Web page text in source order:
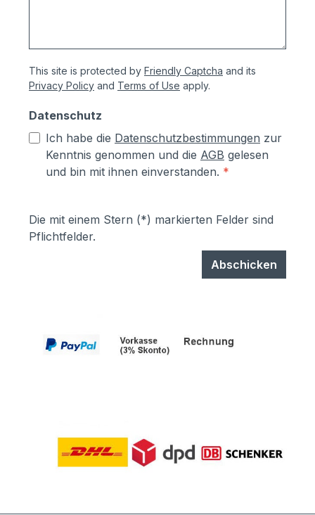
mindestens ca. 70 µm Produktservice:-
Ersatzteile sind günsitg vorrätig, Türen
können einfach selbst ausgetauscht
werden- Türen sind mit
Hammerschrauben befestigt- einfache
Ausrichtung nach Montage bzw.
This site is protected by Friendly Captcha and its
Privacy Policy and Terms of Use apply.
Datenschutz
Ich habe die Datenschutzbestimmungen zur
Kenntnis genommen und die AGB gelesen
und bin mit ihnen einverstanden. *
Die mit einem Stern (*) markierten Felder sind
Pflichtfelder.
Abschicken